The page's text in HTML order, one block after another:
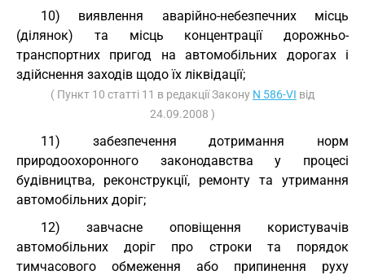
10) виявлення аварійно-небезпечних місць
(ділянок) та місць концентрації дорожньо-
транспортних пригод на автомобільних дорогах і
здійснення заходів щодо їх ліквідації;
( Пункт 10 статті 11 в редакції Закону N 586-VI від
24.09.2008 )
11) забезпечення дотримання норм
природоохоронного законодавства у процесі
будівництва, реконструкції, ремонту та утримання
автомобільних доріг;
12) завчасне оповіщення користувачів
автомобільних доріг про строки та порядок
тимчасового обмеження або припинення руху